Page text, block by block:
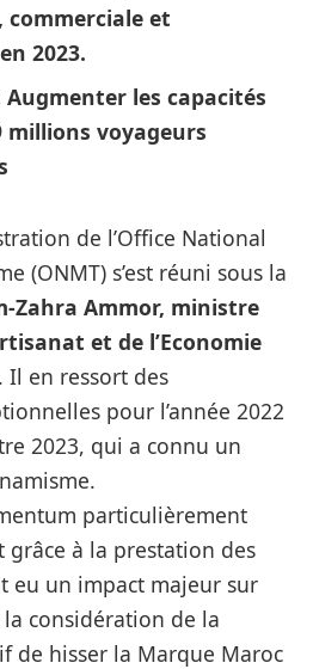
et
2023.
les capacités
millions voyageurs
de l’Office National
(ONMT) s’est réuni sous la
Zahra Ammor, ministre
et de l’Economie
. Il en ressort des
pour l’année 2022
2023, qui a connu un
particulièrement
à la prestation des
eu un impact majeur sur
considération de la
de hisser la Marque Maroc